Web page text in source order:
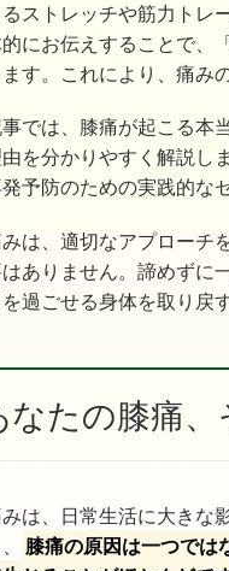
ストレッチや筋力トレ
にお伝えすることで、
す。これにより、痛み
では、膝痛が起こる本
を分かりやすく解説し
予防のための実践的な
は、適切なアプローチ
ありません。諦めずに
過ごせる身体を取り戻
なたの膝痛
は、日常生活に大きな
膝痛の原因は一つでは